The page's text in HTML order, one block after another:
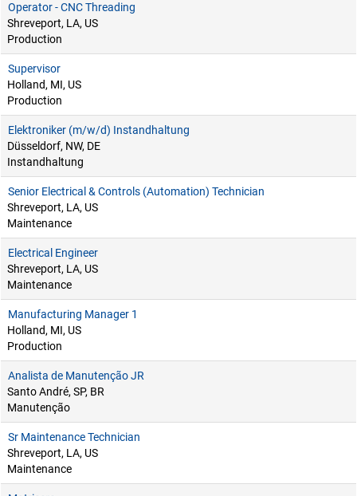
Operator - CNC Threading
Shreveport, LA, US
Production
Supervisor
Holland, MI, US
Production
Elektroniker (m/w/d) Instandhaltung
Düsseldorf, NW, DE
Instandhaltung
Senior Electrical & Controls (Automation) Technician
Shreveport, LA, US
Maintenance
Electrical Engineer
Shreveport, LA, US
Maintenance
Manufacturing Manager 1
Holland, MI, US
Production
Analista de Manutenção JR
Santo André, SP, BR
Manutenção
Sr Maintenance Technician
Shreveport, LA, US
Maintenance